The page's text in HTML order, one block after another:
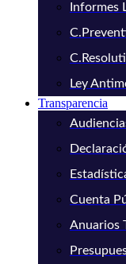
Informes
Ley
Transparencia
Cuenta
Anuarios